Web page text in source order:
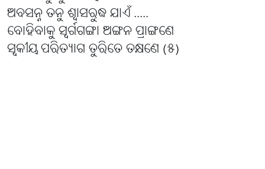
ଅବସନ୍ନ ତନୁ ଶ୍ୱାସରୁଦ୍ଧ ଯାଏଁ .....
ବୋହିବାକୁ ସ୍ୱର୍ଗଗଙ୍ଗା ଅଙ୍ଗନ ପ୍ରାଙ୍ଗଣେ
ସ୍ୱକୀୟ ପରିତ୍ୟାଗ ତୁରିତେ ତକ୍ଷଣେ (୫)